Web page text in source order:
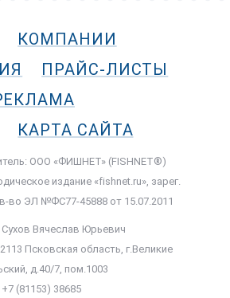
КОМПАНИИ
ПРАЙС-ЛИСТЫ
КАРТА САЙТА
ООО «ФИШНЕТ» (FISHNET®)
издание «fishnet.ru», зарег.
во ЭЛ №ФС77-45888 от 15.07.2011
Вячеслав Юрьевич
Псковская область, г.Великие
д.40/7, пом.1003
(81153) 38685